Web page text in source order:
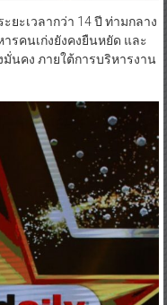
ะเวลากว่า 14 ปี ท่ามกลาง
รคนเก่งยังคงยืนหยัด และ
มั่นคง ภายใต้การบริหารงาน